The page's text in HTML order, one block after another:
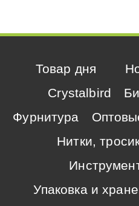
Товар дня
Crystalbird
Фурнитура
Нитки,
Упаковка и